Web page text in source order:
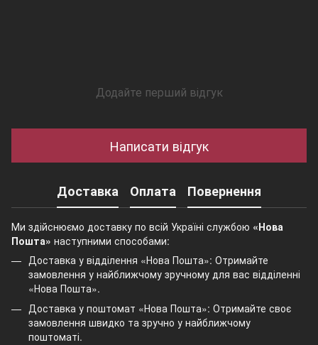
Додайте перший відгук
Написати відгук
Доставка Оплата Повернення
Ми здійснюємо доставку по всій Україні службою «Нова
Пошта» наступними способами:
Доставка у відділення «Нова Пошта»: Отримайте
замовлення у найближчому зручному для вас відділенні
«Нова Пошта».
Доставка у поштомат «Нова Пошта»: Отримайте своє
замовлення швидко та зручно у найближчому
поштоматі.